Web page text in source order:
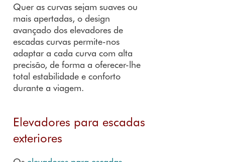
Quer as curvas sejam suaves ou
mais apertadas, o design
avançado dos elevadores de
escadas curvas permite-nos
adaptar a cada curva com alta
precisão, de forma a oferecer-lhe
total estabilidade e conforto
durante a viagem.
Elevadores para escadas
exteriores